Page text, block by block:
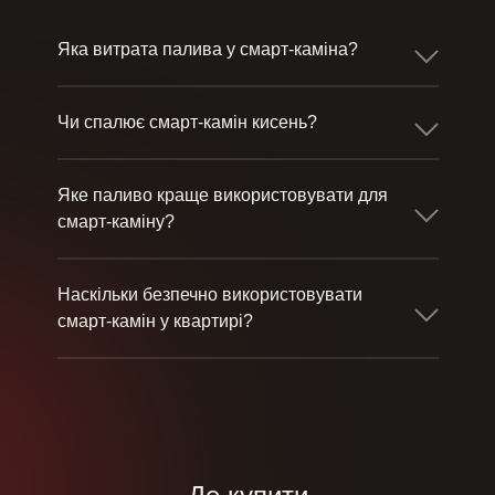
Яка витрата палива у смарт-каміна?
Чи спалює смарт-камін кисень?
Яке паливо краще використовувати для
смарт-каміну?
Наскільки безпечно використовувати
смарт-камін у квартирі?